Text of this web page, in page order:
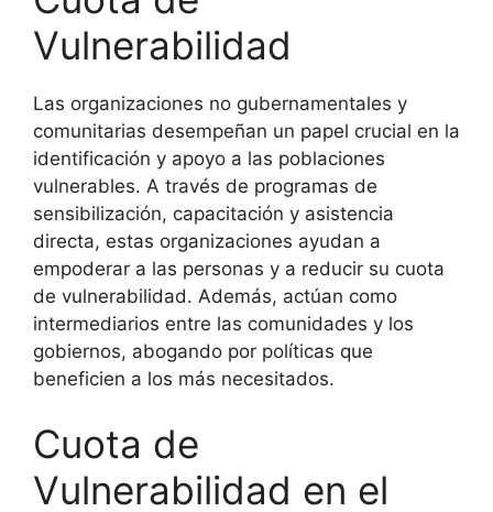
Vulnerabilidad
Las organizaciones no gubernamentales y
comunitarias desempeñan un papel crucial en la
identificación y apoyo a las poblaciones
vulnerables. A través de programas de
sensibilización, capacitación y asistencia
directa, estas organizaciones ayudan a
empoderar a las personas y a reducir su cuota
de vulnerabilidad. Además, actúan como
intermediarios entre las comunidades y los
gobiernos, abogando por políticas que
beneficien a los más necesitados.
Cuota de
Vulnerabilidad en el